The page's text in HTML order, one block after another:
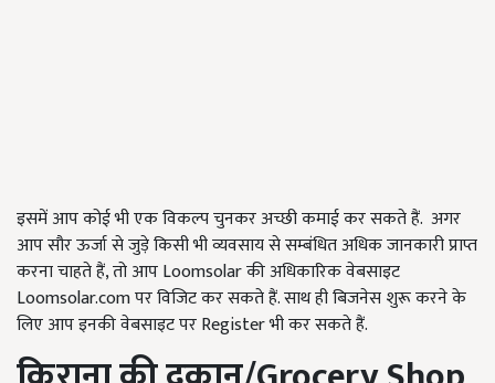
इसमें आप कोई भी एक विकल्प चुनकर अच्छी कमाई कर सकते हैं. अगर
आप सौर ऊर्जा से जुड़े किसी भी व्यवसाय से सम्बंधित अधिक जानकारी प्राप्त
करना चाहते हैं, तो आप Loomsolar की अधिकारिक वेबसाइट
Loomsolar.com पर विजिट कर सकते हैं. साथ ही बिजनेस शुरू करने के
लिए आप इनकी वेबसाइट पर Register भी कर सकते हैं.